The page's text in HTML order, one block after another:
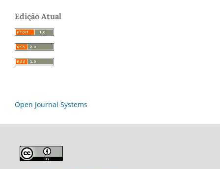
Edição Atual
Open Journal Systems